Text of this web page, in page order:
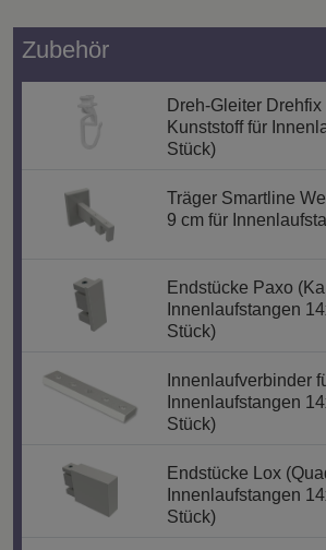
Zubehör
Dreh-Gleiter
Kunststoff für
Stück)
Träger Smartline
9 cm für
Endstücke Paxo
Innenlaufstangen
Stück)
Innenlaufverbinder
Innenlaufstangen
Stück)
Endstücke Lox
Innenlaufstangen
Stück)